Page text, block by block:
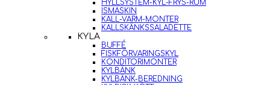
HYLLSYSTEM-KYL-FRYS-RUM
ISMASKIN
KALL-VARM-MONTER
KALLSKÄNKSSALADETTE
KYLA
BUFFÉ
FISKFÖRVARINGSKYL
KONDITORIMONTER
KYLBÄNK
KYLBÄNK-BEREDNING